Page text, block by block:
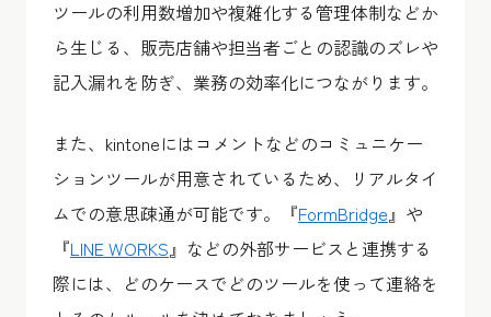
ツールの利用数増加や複雑化する管理体制などか
ら生じる、販売店舗や担当者ごとの認識のズレや
記入漏れを防ぎ、業務の効率化につながります。
また、kintoneにはコメントなどのコミュニケー
ションツールが用意されているため、リアルタイ
ムでの意思疎通が可能です。『FormBridge』や
『LINE WORKS』などの外部サービスと連携する
際には、どのケースでどのツールを使って連絡を